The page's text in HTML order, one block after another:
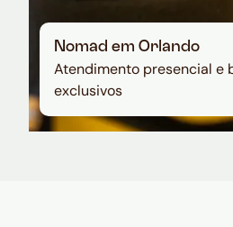
Nomad em Orlando
Atendimento presencial e
exclusivos